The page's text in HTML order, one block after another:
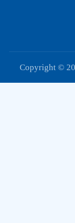
Copyright ©